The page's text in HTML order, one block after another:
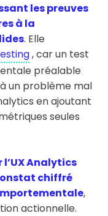
les preuves
à la
. Elle
, car un test
préalable
un problème mal
en ajoutant
seules
Analytics
chiffré
,
actionnelle.